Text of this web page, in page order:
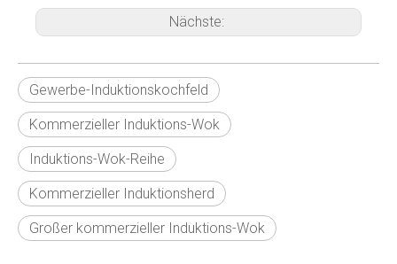
Nächste:
Gewerbe-Induktionskochfeld
Kommerzieller Induktions-Wok
Induktions-Wok-Reihe
Kommerzieller Induktionsherd
Großer kommerzieller Induktions-Wok